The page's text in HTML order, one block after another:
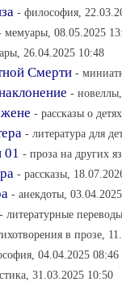
- философия,
мемуары, 08.05.2025
26.04.2025 10:48
Смерти -
-
- рассказы о
- литература для
01 - проза на других
- рассказы,
- анекдоты,
- литературные
в прозе,
04.04.2025 08:46
31.03.2025 10:50